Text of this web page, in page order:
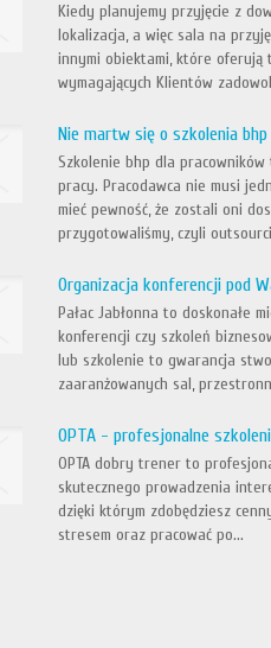
Kiedy planujemy przyjęcie z
lokalizacja, a więc sala na
innymi obiektami, które oferują
wymagających Klientów
Nie martw się o szkolenia
Szkolenie bhp dla
pracy. Pracodawca nie musi
mieć pewność, że zostali oni
przygotowaliśmy, czyli
Organizacja konferencji pod
Pałac Jabłonna to doskonałe
konferencji czy szkoleń
lub szkolenie to gwarancja
zaaranżowanych sal,
OPTA - profesjonalne
OPTA dobry trener to
skutecznego prowadzenia
dzięki którym zdobędziesz
stresem oraz pracować po...